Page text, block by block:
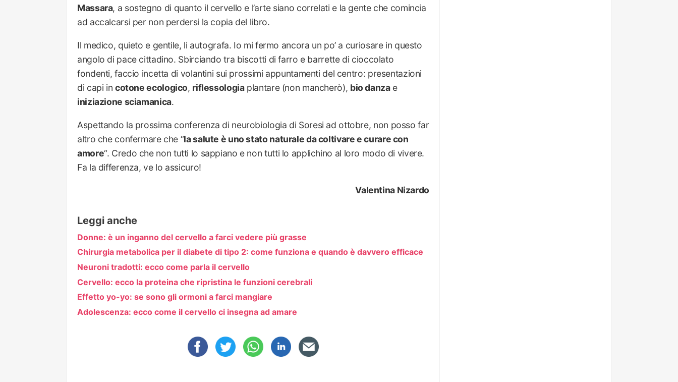
Massara, a sostegno di quanto il cervello e l’arte siano correlati e la gente che comincia
ad accalcarsi per non perdersi la copia del libro.
Il medico, quieto e gentile, li autografa. Io mi fermo ancora un po’ a curiosare in questo
angolo di pace cittadino. Sbirciando tra biscotti di farro e barrette di cioccolato
fondenti, faccio incetta di volantini sui prossimi appuntamenti del centro: presentazioni
di capi in cotone ecologico, riflessologiaplantare (non mancherò), bio danzae
iniziazione sciamanica.
Aspettando la prossima conferenza di neurobiologia di Soresi ad ottobre, non posso far
altro che confermare che “la salute è uno stato naturale da coltivare e curare con
amore“. Credo che non tutti lo sappiano e non tutti lo applichino al loro modo di vivere.
Fa la differenza, ve lo assicuro!
Valentina Nizardo
Leggi anche
Donne: è un inganno del cervello a farci vedere più grasse
Chirurgia metabolica per il diabete di tipo 2: come funziona e quando è davvero efficace
Neuroni tradotti: ecco come parla il cervello
Cervello: ecco la proteina che ripristina le funzioni cerebrali
Effetto yo-yo: se sono gli ormoni a farci mangiare
Adolescenza: ecco come il cervello ci insegna ad amare